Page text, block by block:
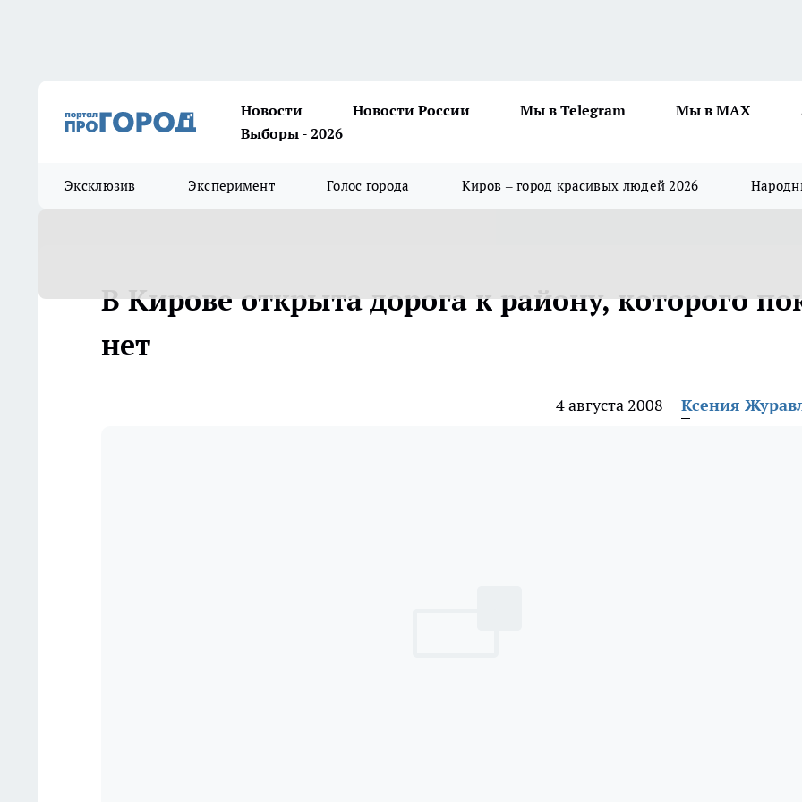
Новости Новости России Мы в Telegram Мы в MAX
Выборы - 2026
Эксклюзив Эксперимент Голос города Киров – город красивых людей 2026
В Кирове открыта дорога к району, которого
нет
4 августа 2008 Ксения